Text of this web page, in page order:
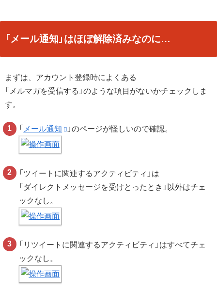
「メール通知」はほぼ解除済みなのに…
まずは、アカウント登録時によくある
「メルマガを受信する」のような項目がないかチェックしま
す。
「 メール通知 」のページが怪しいので確認。
「ツイートに関連するアクティビティ」は
「ダイレクトメッセージを受けとったとき」以外はチェ
ックなし。
「リツイートに関連するアクティビティ」はすべてチェ
ックなし。